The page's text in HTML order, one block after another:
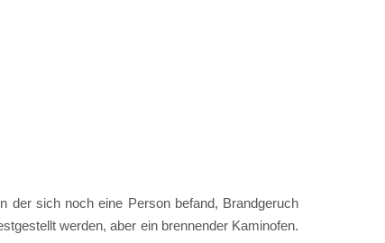
der sich noch eine Person befand, Brandgeruch
werden, aber ein brennender Kaminofen.